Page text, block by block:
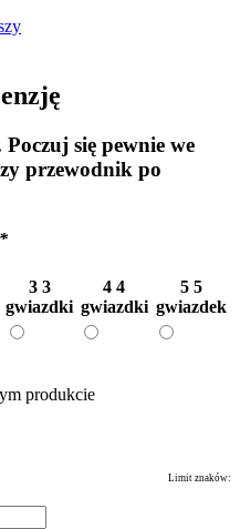
Poczuj się pewnie we
przewodnik po
*
3 3
gwiazdki
4 4
gwiazdki
5 5
gwiazdek
produkcie
Limit znaków: